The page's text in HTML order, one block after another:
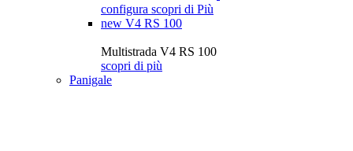
configura scopri di Più
new V4 RS 100
Multistrada V4 RS 100
scopri di più
Panigale